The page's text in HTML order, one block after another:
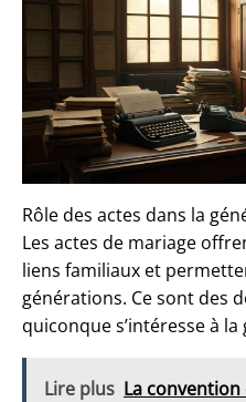
Rôle des actes dans la
Les actes de mariage
liens familiaux et
générations. Ce sont des
quiconque s’intéresse à la
Lire plus La